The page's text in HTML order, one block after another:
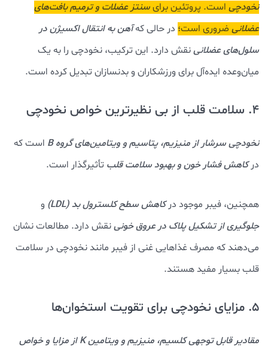
نخودچی است. پروتئین برایسنتز عضلات و ترمیم بافت‌های
عضلانی ضروری است؛ در حالی کهآهن به انتقال اکسیژن در
سلول‌های عضلانینقش دارد. این ترکیب، نخودچی را به یک
میان‌وعده ایده‌آل برای ورزشکاران و بدنسازان تبدیل کرده است.
4. سلامت قلب از بی نظیرترین خواص نخودچی
نخودچی سرشار از منیزیم، پتاسیم و ویتامین‌های گروه B
است که
درکاهش فشار خون و بهبود سلامت قلب تأثیرگذار است.
همچنین، فیبر موجود درکاهش سطح کلسترول بد (LDL)
و
جلوگیری از تشکیل پلاک در عروق خونینقش دارد. مطالعات نشان
می‌دهند که مصرف غذاهایی غنی از فیبر مانند نخودچی در سلامت
قلب بسیار مفید هستند.
5. مزایای نخودچی برای تقویت استخوان‌ها
مقادیر قابل توجهی کلسیم، منیزیم و ویتامین K از مزایا و خواص